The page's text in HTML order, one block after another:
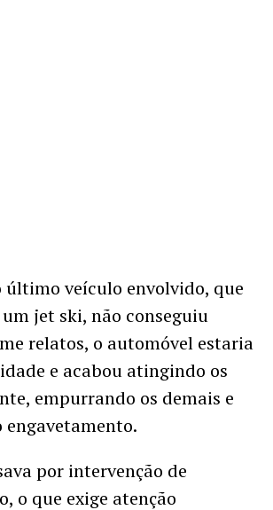
último veículo envolvido, que
jet ski, não conseguiu
relatos, o automóvel estaria
e acabou atingindo os
empurrando os demais e
engavetamento.
por intervenção de
o que exige atenção